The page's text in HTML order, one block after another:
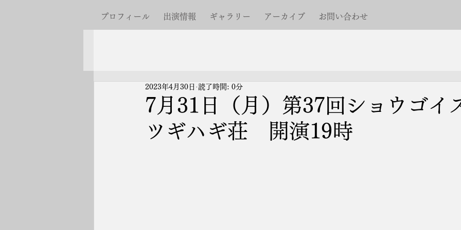
プロフィール 出演情報 ギャラリー アーカイブ お問い合わせ
7月31日（月）第37回ショウゴ
ツギハギ荘 開演19時
2023年4月30日 読了時間: 0分